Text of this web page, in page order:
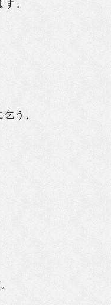
。
う、